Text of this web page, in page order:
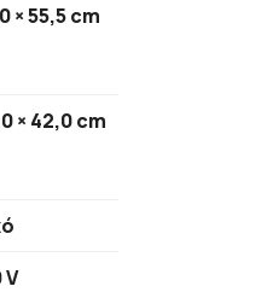
× 55,5 cm
× 42,0 cm
V